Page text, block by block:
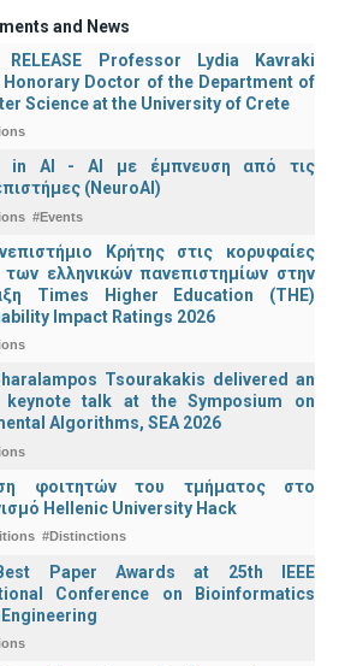
and News
RELEASE Professor Lydia Kavraki
Honorary Doctor of the Department of
Science at the University of Crete
in AI - ΑΙ με έμπνευση από τις
(NeuroAI)
#Events
Κρήτης στις κορυφαίες
των ελληνικών πανεπιστημίων στην
Times Higher Education (ΤΗΕ)
Impact Ratings 2026
Tsourakakis delivered an
keynote talk at the Symposium on
Algorithms, SEA 2026
φοιτητών του τμήματος στο
Hellenic University Hack
#Distinctions
Paper Awards at 25th IEEE
Conference on Bioinformatics